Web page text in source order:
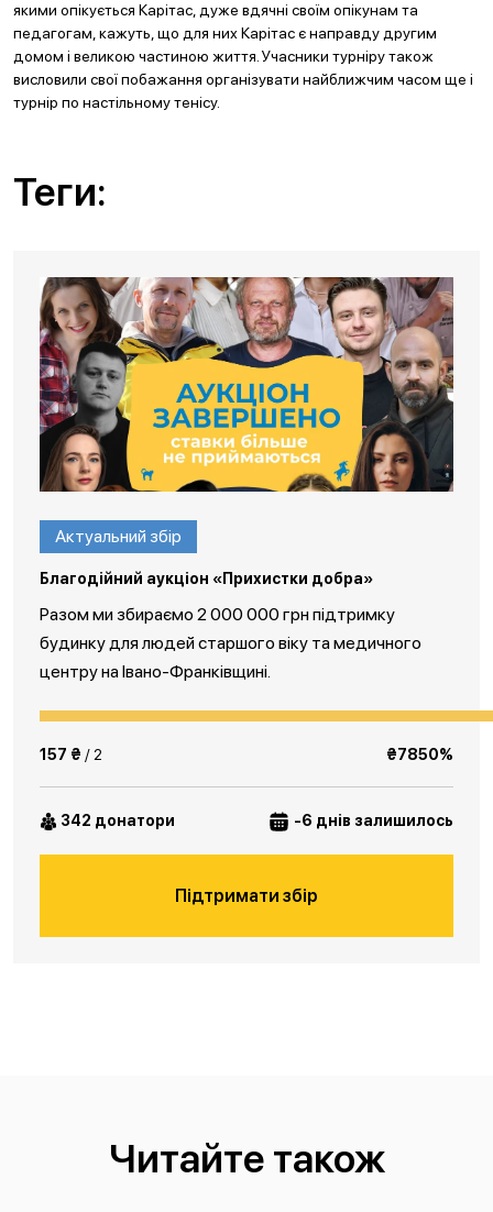
якими опікується Карітас, дуже вдячні своїм опікунам та
педагогам, кажуть, що для них Карітас є направду другим
домом і великою частиною життя. Учасники турніру також
висловили свої побажання організувати найближчим часом ще і
турнір по настільному тенісу.
Теги:
Актуальний збір
Благодійний аукціон «Прихистки добра»
Разом ми збираємо 2 000 000 грн підтримку
будинку для людей старшого віку та медичного
центру на Івано-Франківщині.
157 ₴ / 2 ₴7850%
342 донатори -6 днів залишилось
Підтримати збір
Читайте також